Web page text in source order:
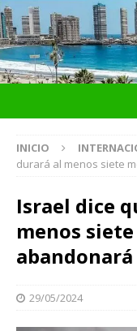
INICIO
durará al menos siete
Israel dice
menos
abandonará
29/05/2024